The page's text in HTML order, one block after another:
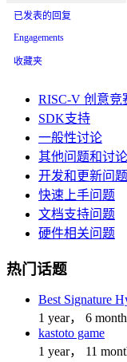
已发表的回复
Engagements
收藏夹
RISC-V 创意竞
SDK支持
一般性讨论
其他问题和讨论
开发和更新问题
快速上手问题
文档支持问题
硬件相关问题
热门话题
Best Signature
1 year， 6
kastoto game
1 year， 11